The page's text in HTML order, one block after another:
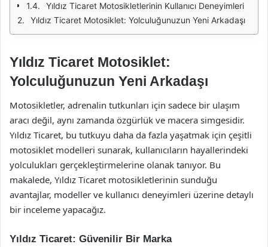
Yıldız Ticaret Motosikletlerinin Kullanıcı Deneyimleri
Yıldız Ticaret Motosiklet: Yolculuğunuzun Yeni Arkadaşı
Yıldız Ticaret Motosiklet:
Yolculuğunuzun Yeni Arkadaşı
Motosikletler, adrenalin tutkunları için sadece bir ulaşım
aracı değil, aynı zamanda özgürlük ve macera simgesidir.
Yıldız Ticaret, bu tutkuyu daha da fazla yaşatmak için çeşitli
motosiklet modelleri sunarak, kullanıcıların hayallerindeki
yolculukları gerçekleştirmelerine olanak tanıyor. Bu
makalede, Yıldız Ticaret motosikletlerinin sunduğu
avantajlar, modeller ve kullanıcı deneyimleri üzerine detaylı
bir inceleme yapacağız.
Yıldız Ticaret: Güvenilir Bir Marka